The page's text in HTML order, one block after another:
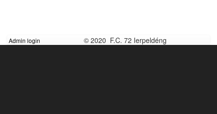
Admin login © 2020 F.C. 72 Ierpeldéng